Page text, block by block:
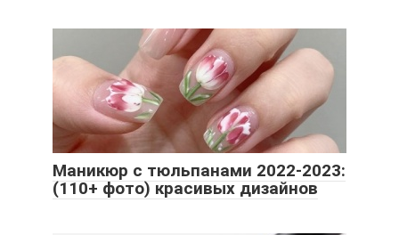
Маникюр с тюльпанами 2022-2023:
(110+ фото) красивых дизайнов